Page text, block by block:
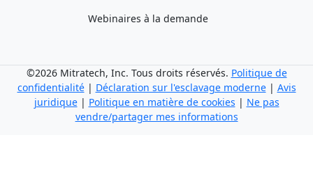
Webinaires à la demande
©2026 Mitratech, Inc. Tous droits réservés. Politique de
confidentialité| Déclaration sur l'esclavage moderne| Avis
juridique| Politique en matière de cookies | Ne pas
vendre/partager mes informations